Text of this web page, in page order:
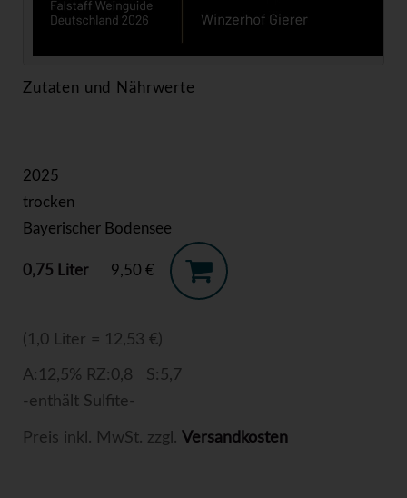
Zutaten und Nährwerte
2025
trocken
Bayerischer Bodensee
0,75 Liter 9,50 €
(1,0 Liter = 12,53 €)
A:12,5% RZ:0,8 S:5,7
-enthält Sulfite-
Preis inkl. MwSt. zzgl. Versandkosten